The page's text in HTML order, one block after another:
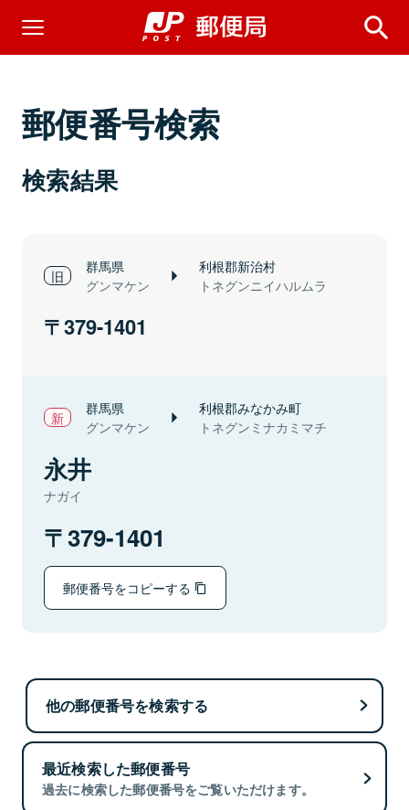
郵便番号検索
検索結果
群馬県
グンマケン
利根郡新治村
トネグンニイハルムラ
379-1401
群馬県
グンマケン
利根郡みなかみ町
トネグンミナカミマチ
永井
ナガイ
379-1401
郵便番号をコピーする
他の郵便番号を検索する
最近検索した郵便番号
過去に検索した郵便番号をご覧いただけます。